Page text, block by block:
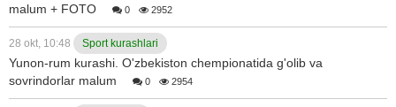
malum + FOTO
0 2952
28 okt, 10:48 Sport kurashlari
Yunon-rum kurashi. O'zbekiston chempionatida g'olib va
sovrindorlar malum
0 2954